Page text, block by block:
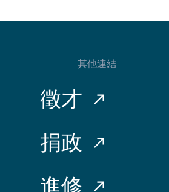
其他連結
徵才
捐政
進修